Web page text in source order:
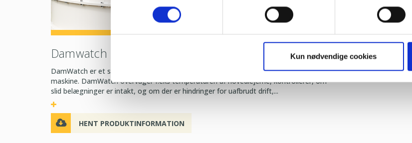
Kun nødvendige cookies
Damwatch
DamWatch er et system, som let og klart giver oplysninger om tilstanden af en
maskine. DamWatch overvåger f.eks temperaturen af hovedlejerne, kontrollerer, om
slid belægninger er intakt, og om der er hindringer for uafbrudt drift,...
HENT PRODUKTINFORMATION